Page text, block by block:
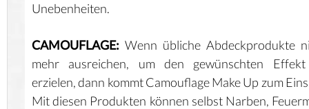
Unebenheiten.
CAMOUFLAGE: Wenn übliche Abdeckprodukte
mehr ausreichen, um den gewünschten
erzielen, dann kommt Camouflage Make Up zum
Mit diesen Produkten können selbst Narben,